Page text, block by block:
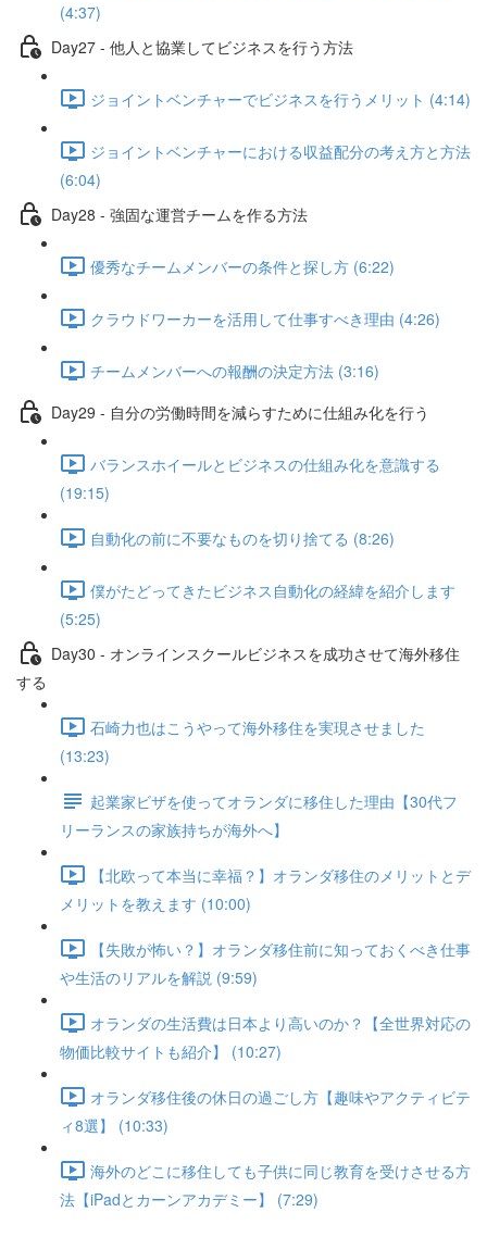
(4:37)
Day27 - 他人と協業してビジネスを行う方法
ジョイントベンチャーでビジネスを行うメリット (4:14)
ジョイントベンチャーにおける収益配分の考え方と方法
(6:04)
Day28 - 強固な運営チームを作る方法
優秀なチームメンバーの条件と探し方 (6:22)
クラウドワーカーを活用して仕事すべき理由 (4:26)
チームメンバーへの報酬の決定方法 (3:16)
Day29 - 自分の労働時間を減らすために仕組み化を行う
バランスホイールとビジネスの仕組み化を意識する
(19:15)
自動化の前に不要なものを切り捨てる (8:26)
僕がたどってきたビジネス自動化の経緯を紹介します
(5:25)
Day30 - オンラインスクールビジネスを成功させて海外移住
する
石崎力也はこうやって海外移住を実現させました
(13:23)
起業家ビザを使ってオランダに移住した理由【30代フ
リーランスの家族持ちが海外へ】
【北欧って本当に幸福？】オランダ移住のメリットとデ
メリットを教えます (10:00)
【失敗が怖い？】オランダ移住前に知っておくべき仕事
や生活のリアルを解説 (9:59)
オランダの生活費は日本より高いのか？【全世界対応の
物価比較サイトも紹介】 (10:27)
オランダ移住後の休日の過ごし方【趣味やアクティビテ
ィ8選】 (10:33)
海外のどこに移住しても子供に同じ教育を受けさせる方
法【iPadとカーンアカデミー】 (7:29)